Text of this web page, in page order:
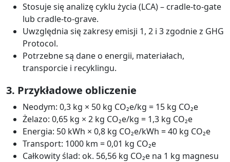
Stosuje się analizę cyklu życia (LCA) – cradle-to-gate
lub cradle-to-grave.
Uwzględnia się zakresy emisji 1, 2 i 3 zgodnie z GHG
Protocol.
Potrzebne są dane o energii, materiałach,
transporcie i recyklingu.
3. Przykładowe obliczenie
Neodym: 0,3 kg × 50 kg CO₂e/kg = 15 kg CO₂e
Żelazo: 0,65 kg × 2 kg CO₂e/kg = 1,3 kg CO₂e
Energia: 50 kWh × 0,8 kg CO₂e/kWh = 40 kg CO₂e
Transport: 1000 km = 0,01 kg CO₂e
Całkowity ślad: ok. 56,56 kg CO₂e na 1 kg magnesu